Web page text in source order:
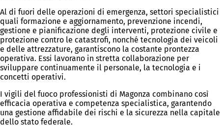
Al di fuori delle operazioni di emergenza, settori specialistici
quali formazione e aggiornamento, prevenzione incendi,
gestione e pianificazione degli interventi, protezione civile e
protezione contro le catastrofi, nonché tecnologia dei veicoli
e delle attrezzature, garantiscono la costante prontezza
operativa. Essi lavorano in stretta collaborazione per
sviluppare continuamente il personale, la tecnologia e i
concetti operativi.
I vigili del fuoco professionisti di Magonza combinano così
efficacia operativa e competenza specialistica, garantendo
una gestione affidabile dei rischi e la sicurezza nella capitale
dello stato federale.